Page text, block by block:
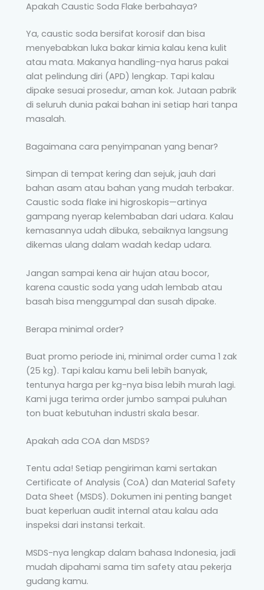
Apakah Caustic Soda Flake berbahaya?
Ya, caustic soda bersifat korosif dan bisa
menyebabkan luka bakar kimia kalau kena kulit
atau mata. Makanya handling-nya harus pakai
alat pelindung diri (APD) lengkap. Tapi kalau
dipake sesuai prosedur, aman kok. Jutaan pabrik
di seluruh dunia pakai bahan ini setiap hari tanpa
masalah.
Bagaimana cara penyimpanan yang benar?
Simpan di tempat kering dan sejuk, jauh dari
bahan asam atau bahan yang mudah terbakar.
Caustic soda flake ini higroskopis—artinya
gampang nyerap kelembaban dari udara. Kalau
kemasannya udah dibuka, sebaiknya langsung
dikemas ulang dalam wadah kedap udara.
Jangan sampai kena air hujan atau bocor,
karena caustic soda yang udah lembab atau
basah bisa menggumpal dan susah dipake.
Berapa minimal order?
Buat promo periode ini, minimal order cuma 1 zak
(25 kg). Tapi kalau kamu beli lebih banyak,
tentunya harga per kg-nya bisa lebih murah lagi.
Kami juga terima order jumbo sampai puluhan
ton buat kebutuhan industri skala besar.
Apakah ada COA dan MSDS?
Tentu ada! Setiap pengiriman kami sertakan
Certificate of Analysis (CoA) dan Material Safety
Data Sheet (MSDS). Dokumen ini penting banget
buat keperluan audit internal atau kalau ada
inspeksi dari instansi terkait.
MSDS-nya lengkap dalam bahasa Indonesia, jadi
mudah dipahami sama tim safety atau pekerja
gudang kamu.